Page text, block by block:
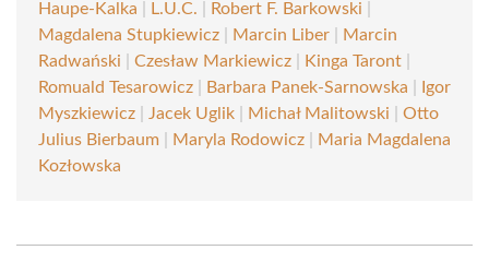
Haupe-Kalka L.U.C. Robert F. Barkowski
Magdalena Stupkiewicz
Marcin Liber
Marcin
Radwański
Czesław Markiewicz Kinga Taront
Romuald Tesarowicz
Barbara Panek-Sarnowska
Igor
Myszkiewicz
Jacek Uglik Michał Malitowski
Otto
Julius Bierbaum
Maryla Rodowicz
Maria Magdalena
Kozłowska